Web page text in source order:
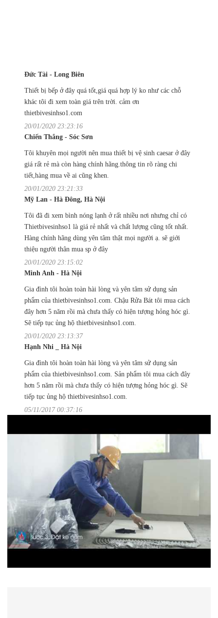
Đức Tài - Long Biên
Thiết bị bếp ở đây quá tốt,giá quá hợp lý ko như các chỗ
khác tôi đi xem toàn giá trên trời. cảm ơn
thietbivesinhso1.com
20/01/2020 23:23:16
Chiến Thắng - Sóc Sơn
Tôi khuyên mọi người nên mua thiết bị vệ sinh caesar ở đây
giá rất rẻ mà còn hàng chính hãng.thông tin rõ ràng chi
tiết,hàng mua về ai cũng khen.
20/01/2020 23:21:33
Mỹ Lan - Hà Đông, Hà Nội
Tôi đã đi xem bình nóng lạnh ở rất nhiều nơi nhưng chỉ có
Thietbivesinhso1 là giá rẻ nhất và chất lượng cũng tốt nhất.
Hàng chính hãng dùng yên tâm thật mọi người ạ. sẽ giới
thiệu người thân mua sp ở đây
20/01/2020 23:15:02
Minh Anh - Hà Nội
Gia đình tôi hoàn toàn hài lòng và yên tâm sử dụng sản
phẩm của thietbivesinhso1.com. Chậu Rửa Bát tôi mua cách
đây hơn 5 năm rồi mà chưa thấy có hiện tượng hỏng hóc gì.
Sẽ tiếp tục ủng hộ thietbivesinhso1.com.
20/01/2020 23:13:37
Hạnh Nhi _ Hà Nội
Gia đình tôi hoàn toàn hài lòng và yên tâm sử dụng sản
phẩm của thietbivesinhso1.com. Sản phẩm tôi mua cách đây
hơn 5 năm rồi mà chưa thấy có hiện tượng hỏng hóc gì. Sẽ
tiếp tục ủng hộ thietbivesinhso1.com.
05/11/2017 00:37:16